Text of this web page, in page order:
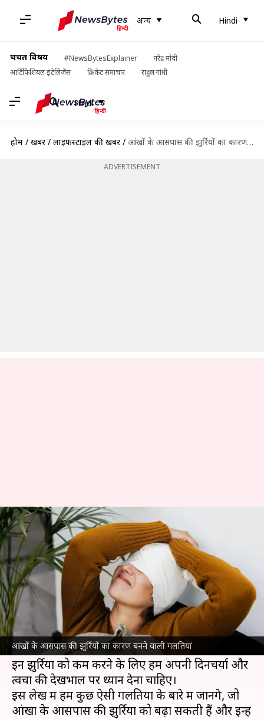
अन्य Hindi
चर्चित विषय #NewsBytesExplainer
नरेंद्र मोदी
आर्टिफिशियल इंटेलिजेंस
क्रिकेट समाचार राहुल गांधी
Hindi
होम / खबरें / लाइफस्टाइल की खबरें / आंखों के आसपास की झुर्रियों का कारण बन सकती हैं ये 5 गलतियां
ADVERTISEMENT
आंखों के आसपास की झुर्रियों का कारण बनने वाली गलतियां
आंखों के आसपास की झुर्रियों का
कारण बन सकती हैं ये 5 गलतियां
लेखन अंजली Jul 08, 2026 07:25 pm
क्या है खबर?
आंखों के आसपास की त्वचा बहुत नाजुक होती है और
यहां की झुर्रियां समय से पहले बढ़ती उम्र के लक्षणों का
संकेत दे सकती हैं।
इन झुर्रियों को कम करने के लिए हमें अपनी दिनचर्या और
त्वचा की देखभाल पर ध्यान देना चाहिए।
इस लेख में हम कुछ ऐसी गलतियों के बारे में जानेंगे, जो
आंखों के आसपास की झुर्रियों को बढ़ा सकती हैं और इन्हें